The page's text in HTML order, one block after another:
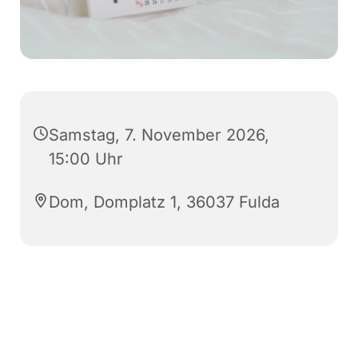
Samstag, 7. November 2026,
15:00 Uhr
Dom, Domplatz 1, 36037 Fulda